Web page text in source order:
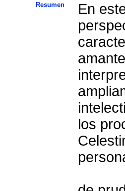
Resumen
En
los